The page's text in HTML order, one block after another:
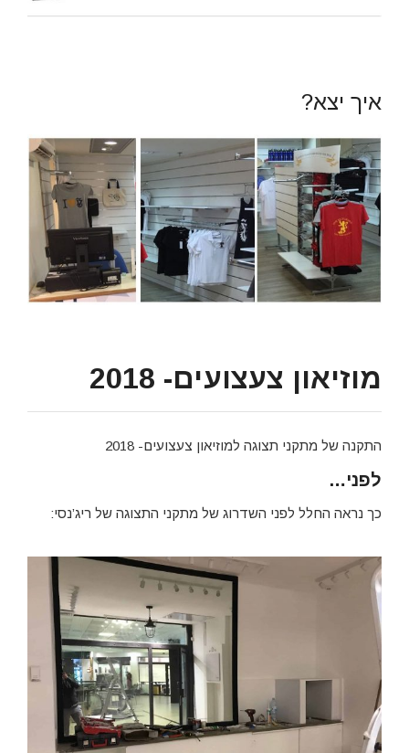
איך יצא?
מוזיאון צעצועים- 2018
התקנה של מתקני תצוגה למוזיאון צעצועים- 2018
לפני…
כך נראה החלל לפני השדרוג של מתקני התצוגה של ריג’נסי: